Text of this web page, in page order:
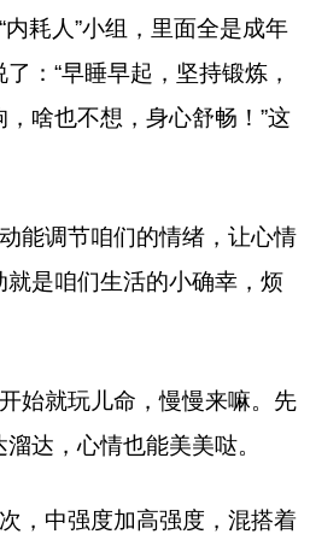
耗人”小组，里面全是成年
：“早睡早起，坚持锻炼，
啥也不想，身心舒畅！”这
能调节咱们的情绪，让心情
是咱们生活的小确幸，烦
始就玩儿命，慢慢来嘛。先
达，心情也能美美哒。
，中强度加高强度，混搭着